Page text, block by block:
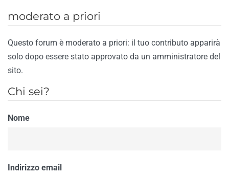
moderato a priori
Questo forum è moderato a priori: il tuo contributo apparirà
solo dopo essere stato approvato da un amministratore del
sito.
Chi sei?
Nome
Indirizzo email